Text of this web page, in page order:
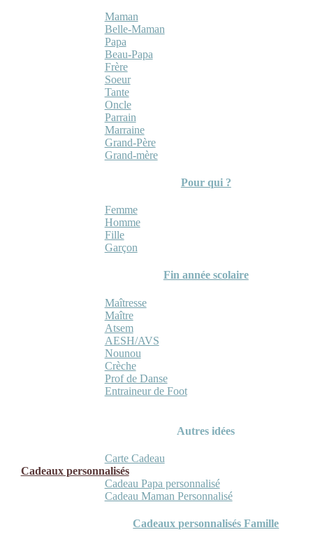
Maman
Belle-Maman
Papa
Beau-Papa
Frère
Soeur
Tante
Oncle
Parrain
Marraine
Grand-Père
Grand-mère
Pour qui ?
Femme
Homme
Fille
Garçon
Fin année scolaire
Maîtresse
Maître
Atsem
AESH/AVS
Nounou
Crèche
Prof de Danse
Entraineur de Foot
Autres idées
Carte Cadeau
Cadeaux personnalisés
Cadeau Papa personnalisé
Cadeau Maman Personnalisé
Cadeaux personnalisés Famille